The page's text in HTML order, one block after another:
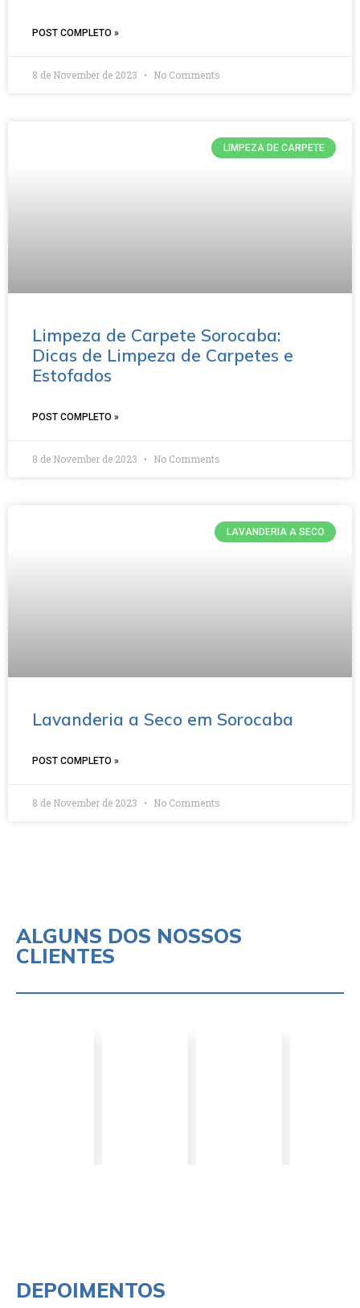
POST COMPLETO »
8 de November de 2023 No Comments
LIMPEZA DE CARPETE
Limpeza de Carpete Sorocaba:
Dicas de Limpeza de Carpetes e
Estofados
POST COMPLETO »
8 de November de 2023 No Comments
LAVANDERIA A SECO
Lavanderia a Seco em Sorocaba
POST COMPLETO »
8 de November de 2023 No Comments
ALGUNS DOS NOSSOS
CLIENTES
DEPOIMENTOS